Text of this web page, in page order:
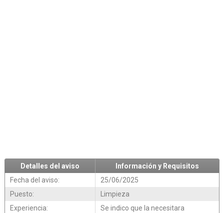
Detalles del aviso
Información y Requisitos
Fecha del aviso:
25/06/2025
Puesto:
Limpieza
Experiencia:
Se indico que la necesitara